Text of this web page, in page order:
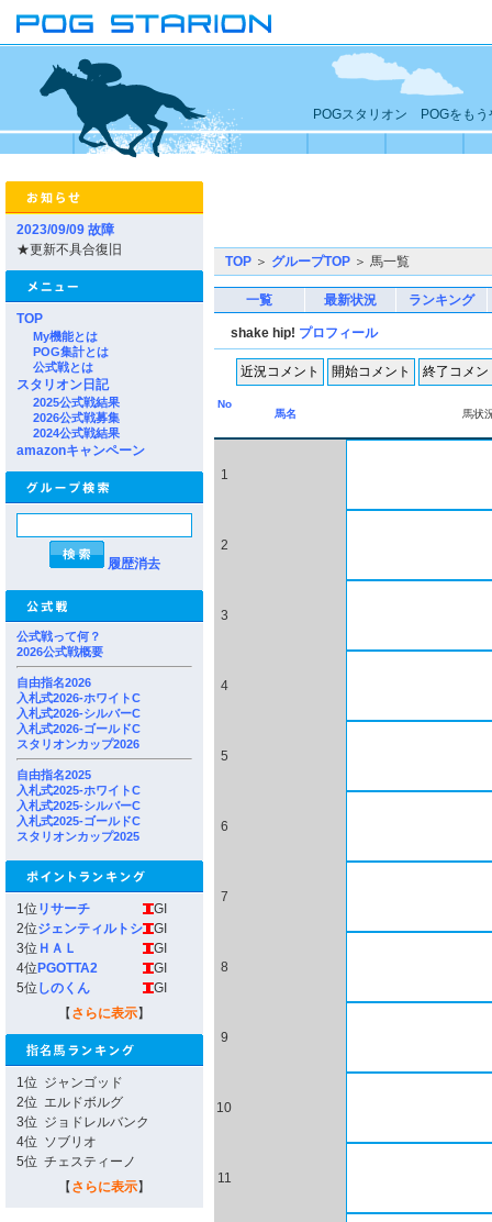
POGスタリオン POGをもう
2023/09/09 故障
★更新不具合復旧
TOP
My機能とは
POG集計とは
公式戦とは
スタリオン日記
2025公式戦結果
2026公式戦募集
2024公式戦結果
amazonキャンペーン
履歴消去
公式戦って何？
2026公式戦概要
自由指名2026
入札式2026-ホワイトC
入札式2026-シルバーC
入札式2026-ゴールドC
スタリオンカップ2026
自由指名2025
入札式2025-ホワイトC
入札式2025-シルバーC
入札式2025-ゴールドC
スタリオンカップ2025
1位 リサーチ
GI
2位ジェンティルトシ
GI
3位 ＨＡＬ
GI
4位 PGOTTA2
GI
5位 しのくん
GI
【 さらに表示】
1位 ジャンゴッド
2位 エルドボルグ
3位 ジョドレルバンク
4位 ソブリオ
5位 チェスティーノ
【 さらに表示】
TOP ＞ グループTOP ＞ 馬一覧
一覧 最新状況 ランキング
shake hip! プロフィール
No
馬名
馬状
1
2
3
4
5
6
7
8
9
10
11